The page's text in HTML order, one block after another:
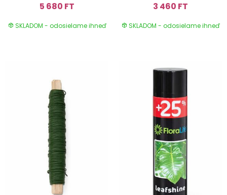
5 680 FT
SKLADOM - odosielame ihneď
3 460 FT
SKLADOM - odosielame ihneď